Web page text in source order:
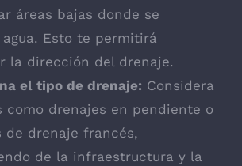
áreas bajas donde se
agua. Esto te permitirá
la dirección del drenaje.
el tipo de drenaje: Considera
como drenajes en pendiente o
de drenaje francés,
de la infraestructura y la